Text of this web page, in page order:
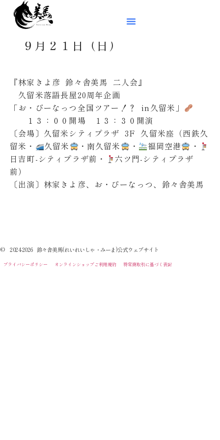
９月２１日（日）
『林家きよ彦 鈴々舎美馬 二人会』
久留米落語長屋20周年企画
「お・ぴーなっつ全国ツアー！？ in久留米」
１３：００開場 １３：３０開演
〔会場〕久留米シティプラザ 3F 久留米座（西鉄久
留米・
久留米 ・南久留米 ・ 福岡空港
・
日吉町-シティプラザ前・
六ツ門-シティプラザ
前）
〔出演〕林家きよ彦、お・ぴーなっつ、鈴々舎美馬
© 2024-2026 鈴々舎美馬(れいれいしゃ・みーま)公式ウェブサイト
プライバシーポリシー オンラインショップご利用規約 特定商取引に基づく表記